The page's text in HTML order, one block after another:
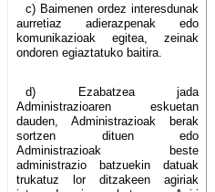
c) Baimenen ordez interesdunak
aurretiaz adierazpenak edo
komunikazioak egitea, zeinak
ondoren egiaztatuko baitira.
d) Ezabatzea jada
Administrazioaren eskuetan
dauden, Administrazioak berak
sortzen dituen edo
Administrazioak beste
administrazio batzuekin datuak
trukatuz lor ditzakeen agiriak